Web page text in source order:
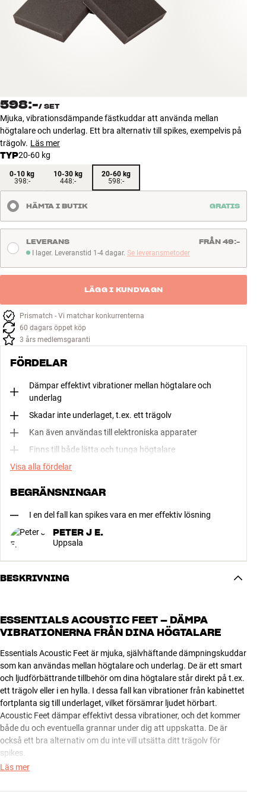
Tillbehör
INSPIRATION
ERBJUDANDEN
Hitta Butik
Kundtjänst
Logga in
Kundtjänst
Bygg med ljud
Företag
598:-/ SET
Mjuka, vibrationsdämpande fästkuddar att använda mellan
högtalare och underlag. Ett bra alternativ till spikes, exempelvis på
trägolv. Läs mer
TYP20-60 kg
0-10 kg
398:-
10-30 kg
448:-
20-60 kg
598:-
HÄMTA I BUTIK GRATIS
I lager. Leveranstid 1-4 dagar
I lager. Leveranstid 1-4 dagar. Se leveransmetoder
LEVERANS FRÅN 49:-
LÄGG I KUNDVAGN
Prismatch - Vi matchar konkurrenterna
60 dagars öppet köp
3 års medlemsgaranti
FÖRDELAR
Dämpar effektivt vibrationer mellan högtalare och
underlag
Skadar inte underlaget, t.ex. ett trägolv
Kan även användas till elektroniska apparater
Finns till både lätta och tunga högtalare
Visa alla fördelar
BEGRÄNSNINGAR
I en del fall kan spikes vara en mer effektiv lösning
PETER J E.
Uppsala
BESKRIVNING
ESSENTIALS ACOUSTIC FEET – DÄMPA
VIBRATIONERNA FRÅN DINA HÖGTALARE
Essentials Acoustic Feet är mjuka, självhäftande dämpningskuddar
som kan användas mellan högtalare och underlag. De är ett smart
och ljudförbättrande tillbehör om dina högtalare står direkt på t.ex.
ett trägolv eller i en hylla. I dessa fall kan vibrationer från kabinettet
fortplanta sig till underlaget, vilket försämrar ljudet hörbart.
Acoustic Feet dämpar effektivt dessa vibrationer, och det kommer
både du och eventuella grannar under dig att uppskatta. De är
också ett bra alternativ om du inte vill utsätta ditt trägolv för
spikes.
underlaget returnerar och som uppstår till följd av högtalarens
Läs mer